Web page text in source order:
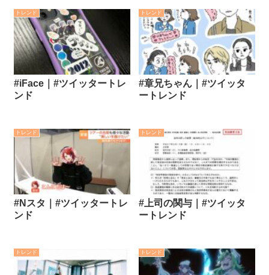
トレンド
#iFace｜#ツイッタートレ
ンド
トレンド
#章兄ちゃん｜#ツイッタ
ートレンド
トレンド
#Nスタ｜#ツイッタートレ
ンド
トレンド
#上司の関与｜#ツイッタ
ートレンド
トレンド トレンド